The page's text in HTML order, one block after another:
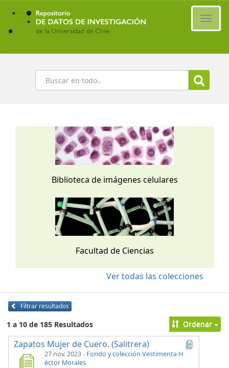
Ir
contenido
principal
Buscar
Biblioteca de imágenes celulares
Facultad de Ciencias
Ver todas las colecciones
Filtrar resultados
1 a 10 de 185 Resultados Ordenar
Zapatos Mujer de Cuero. (Salitrera)
27 nov. 2023- Fondo y colección Vestimenta H
éctor Morales